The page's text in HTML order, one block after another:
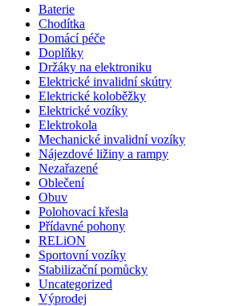
Baterie
Chodítka
Domácí péče
Doplňky
Držáky na elektroniku
Elektrické invalidní skútry
Elektrické koloběžky
Elektrické vozíky
Elektrokola
Mechanické invalidní vozíky
Nájezdové ližiny a rampy
Nezařazené
Oblečení
Obuv
Polohovací křesla
Přídavné pohony
RELiON
Sportovní vozíky
Stabilizační pomůcky
Uncategorized
Výprodej